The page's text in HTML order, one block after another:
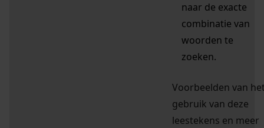
naar de exacte
combinatie van
woorden te
zoeken.
Voorbeelden van
gebruik van deze
leestekens en meer